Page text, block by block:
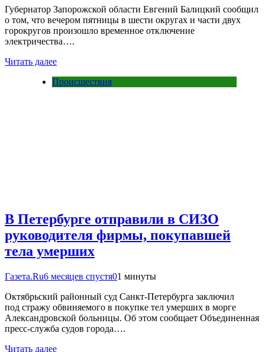
Губернатор Запорожской области Евгений Балицкий сообщил
о том, что вечером пятницы в шести округах и части двух
горокругов произошло временное отключение
электричества….
Читать далее
Происшествия
В Петербурге отправили в СИЗО
руководителя фирмы, покупавшей
тела умерших
Газета.Ru6 месяцев спустя01 минуты
Октябрьский районный суд Санкт-Петербурга заключил
под стражу обвиняемого в покупке тел умерших в морге
Александровской больницы. Об этом сообщает Объединенная
пресс-служба судов города….
Читать далее